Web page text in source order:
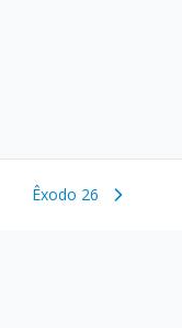
Êxodo 26